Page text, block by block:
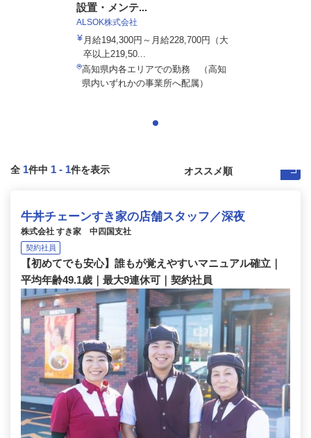
設置・メンテ...
ALSOK株式会社
月給194,300円～月給228,700円（大
卒以上219,50...
高知県内各エリアでの勤務 （高知
県内いずれかの事業所へ配属）
全 1件中 1 - 1件を表示
牛丼チェーンすき家の店舗スタッフ／深夜
株式会社 すき家 中四国支社
契約社員
【初めてでも安心】誰もが覚えやすいマニュアル確立｜
平均年齢49.1歳｜最大9連休可｜契約社員